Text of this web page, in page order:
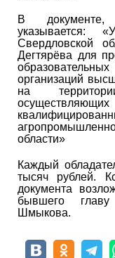
В документе,
указывается:
Свердловской
Дегтярёва для
организаций
на
области»
Каждый
тысяч рублей.
документа
бывшего главу
Шмыкова.